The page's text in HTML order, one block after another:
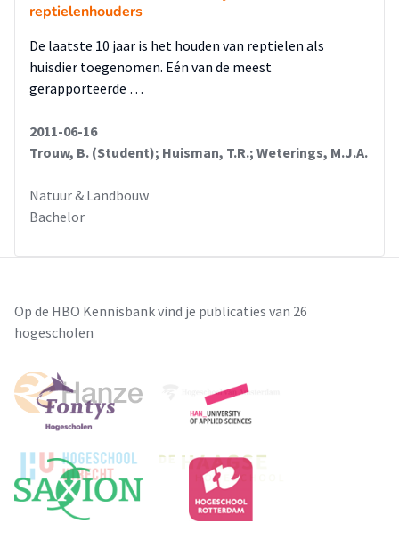
reptielenhouders
De laatste 10 jaar is het houden van reptielen als
huisdier toegenomen. Eén van de meest
gerapporteerde …
2011-06-16
Trouw, B. (Student); Huisman, T.R.; Weterings, M.J.A.
Natuur & Landbouw
Bachelor
Op de HBO Kennisbank vind je publicaties van 26
hogescholen